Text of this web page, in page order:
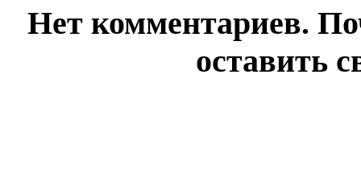
Нет комментариев.
оставить